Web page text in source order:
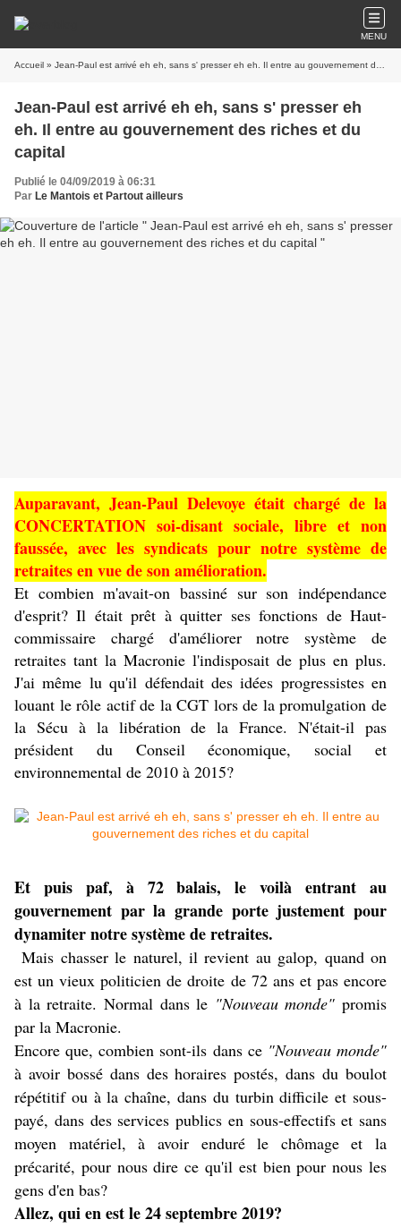
MENU
Accueil » Jean-Paul est arrivé eh eh, sans s' presser eh eh. Il entre au gouvernement des riches et du capital
Jean-Paul est arrivé eh eh, sans s' presser eh
eh. Il entre au gouvernement des riches et du
capital
Publié le 04/09/2019 à 06:31
Par Le Mantois et Partout ailleurs
Auparavant, Jean-Paul Delevoye était chargé de la
CONCERTATION soi-disant sociale, libre et non
faussée, avec les syndicats pour notre système de
retraites en vue de son amélioration.
Et combien m'avait-on bassiné sur son indépendance
d'esprit? Il était prêt à quitter ses fonctions de Haut-
commissaire chargé d'améliorer notre système de
retraites tant la Macronie l'indisposait de plus en plus.
J'ai même lu qu'il défendait des idées progressistes en
louant le rôle actif de la CGT lors de la promulgation de
la Sécu à la libération de la France. N'était-il pas
président du Conseil économique, social et
environnemental de 2010 à 2015?
Et puis paf, à 72 balais, le voilà entrant au
gouvernement par la grande porte justement pour
dynamiter notre système de retraites.
Mais chasser le naturel, il revient au galop, quand on
est un vieux politicien de droite de 72 ans et pas encore
à la retraite. Normal dans le "Nouveau monde" promis
par la Macronie.
Encore que, combien sont-ils dans ce "Nouveau monde"
à avoir bossé dans des horaires postés, dans du boulot
répétitif ou à la chaîne, dans du turbin difficile et sous-
payé, dans des services publics en sous-effectifs et sans
moyen matériel, à avoir enduré le chômage et la
précarité, pour nous dire ce qu'il est bien pour nous les
gens d'en bas?
Allez, qui en est le 24 septembre 2019?